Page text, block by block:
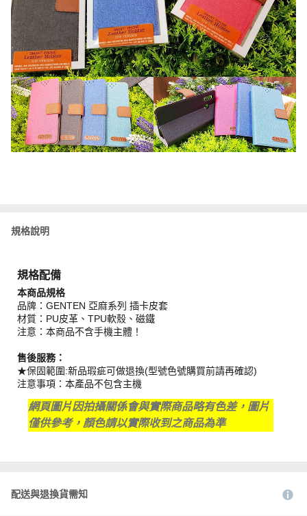
規格說明
規格配備
本商品規格
品牌：GENTEN 亞麻系列 插卡皮套
材質：PU皮革、TPU軟殼、磁鐵
注意：本商品不含手機主體！
售後服務：
★保固範圍:新品瑕疵可做退換(型號色號購買前請再確認)
注意事項：本產品不包含主機
網頁圖片因拍攝關係會與實際商品略有色差，圖片
僅供參考，顏色請以實際收到之商品為準
配送與退換貨需知